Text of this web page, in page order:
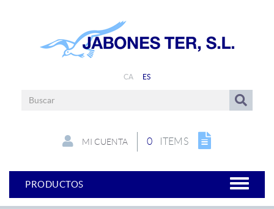
CA ES
0 ITEMS
MI CUENTA
PRODUCTOS